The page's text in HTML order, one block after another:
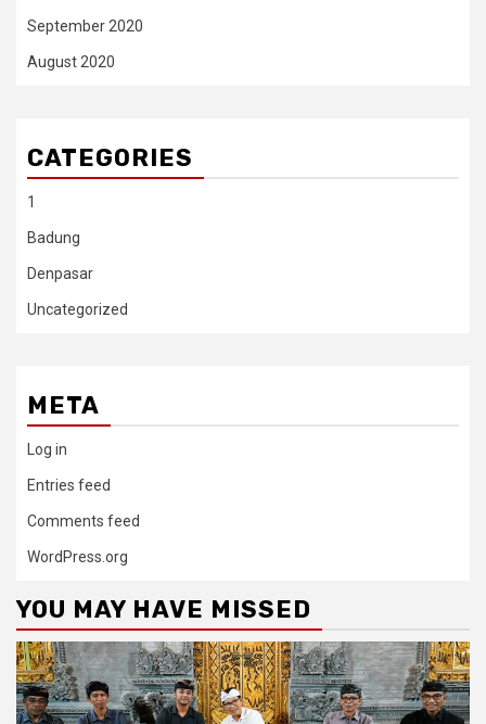
September 2020
August 2020
CATEGORIES
1
Badung
Denpasar
Uncategorized
META
Log in
Entries feed
Comments feed
WordPress.org
YOU MAY HAVE MISSED